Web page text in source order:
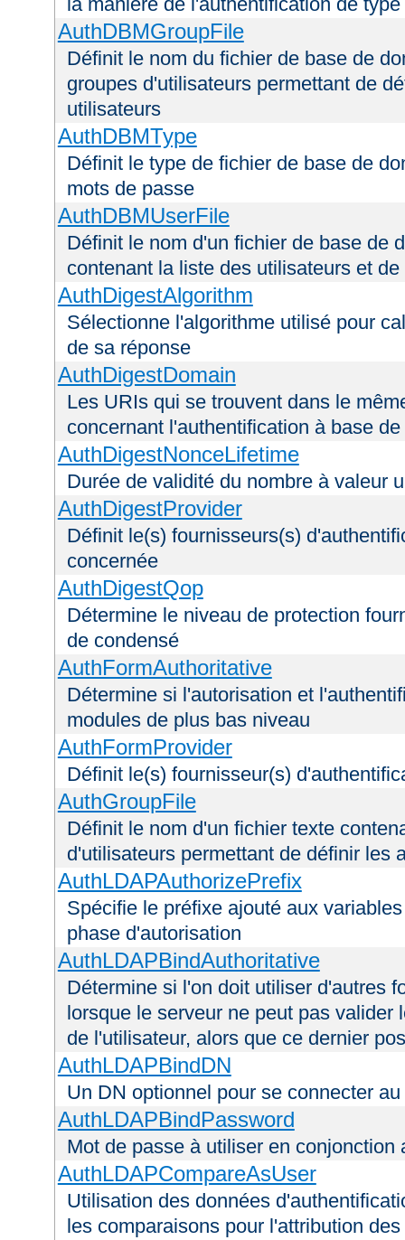
AuthDBMGroupFile
Définit le nom du fichier de base de
groupes d'utilisateurs permettant de
utilisateurs
AuthDBMType
Définit le type de fichier de base de
mots de passe
AuthDBMUserFile
Définit le nom d'un fichier de base de
contenant la liste des utilisateurs et
AuthDigestAlgorithm
Sélectionne l'algorithme utilisé pour
de sa réponse
AuthDigestDomain
Les URIs qui se trouvent dans le
concernant l'authentification à base
AuthDigestNonceLifetime
Durée de validité du nombre à valeur
AuthDigestProvider
Définit le(s) fournisseurs(s)
concernée
AuthDigestQop
Détermine le niveau de protection
de condensé
AuthFormAuthoritative
Détermine si l'autorisation et
modules de plus bas niveau
AuthFormProvider
Définit le(s) fournisseur(s)
AuthGroupFile
Définit le nom d'un fichier texte
d'utilisateurs permettant de définir les
AuthLDAPAuthorizePrefix
Spécifie le préfixe ajouté aux
phase d'autorisation
AuthLDAPBindAuthoritative
Détermine si l'on doit utiliser d'autres
lorsque le serveur ne peut pas valider
de l'utilisateur, alors que ce dernier
AuthLDAPBindDN
Un DN optionnel pour se connecter
AuthLDAPBindPassword
Mot de passe à utiliser en
AuthLDAPCompareAsUser
Utilisation des données
les comparaisons pour l'attribution